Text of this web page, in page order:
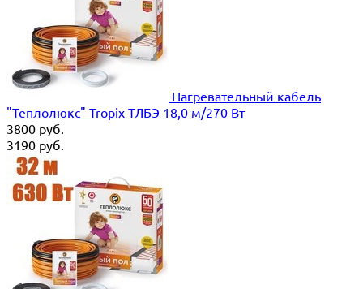
Нагревательный кабель
"Теплолюкс" Tropix ТЛБЭ 18,0 м/270 Вт
3800 руб.
3190 руб.